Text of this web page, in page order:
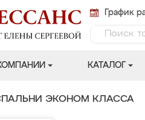
График
КАТАЛОГ
ЭКОНОМ КЛАССА